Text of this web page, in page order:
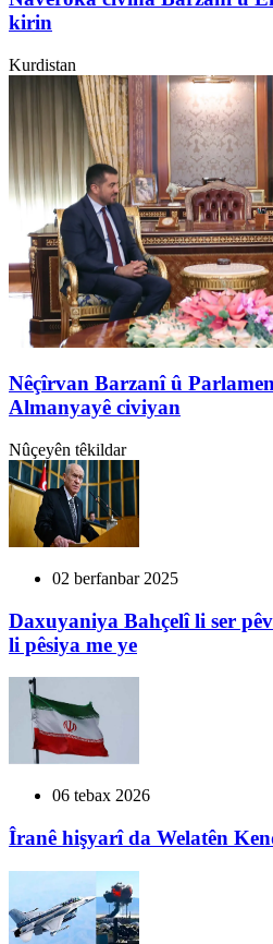
kirin
Kurdistan
Nêçîrvan Barzanî û
Almanyayê civiyan
Nûçeyên têkildar
02 berfanbar 2025
Daxuyaniya Bahçelî li ser
li pêsiya me ye
06 tebax 2026
Îranê hişyarî da Welatên